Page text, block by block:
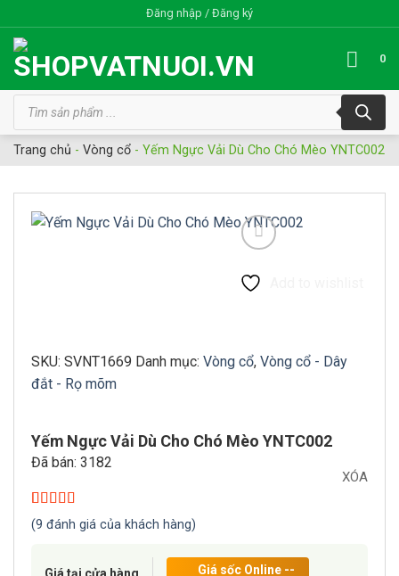
qua
nội
dung
Đăng nhập / Đăng ký
0
Tìm
kiếm
phẩm
Trang chủ - Vòng cổ - Yếm Ngực Vải Dù Cho Chó Mèo YNTC002
SKU: SVNT1669 Danh mục: Vòng cổ, Vòng cổ - Dây
đắt - Rọ mõm
Yếm Ngực Vải Dù Cho Chó Mèo YNTC002
Đã bán: 3182
5.00trên 5
dựa trên
9
(9 đánh giá của khách hàng)
Giá sốc Online --
XÓA